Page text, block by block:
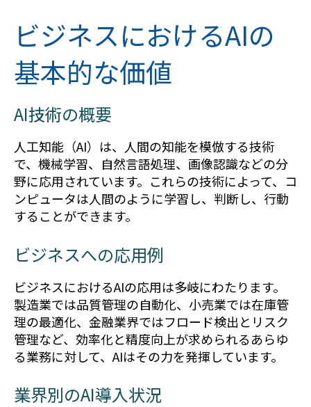
ビジネスにおけるAIの
基本的な価値
AI技術の概要
人工知能（AI）は、人間の知能を模倣する技術
で、機械学習、自然言語処理、画像認識などの分
野に応用されています。これらの技術によって、コ
ンピュータは人間のように学習し、判断し、行動
することができます。
ビジネスへの応用例
ビジネスにおけるAIの応用は多岐にわたります。
製造業では品質管理の自動化、小売業では在庫管
理の最適化、金融業界ではフロード検出とリスク
管理など、効率化と精度向上が求められるあらゆ
る業務に対して、AIはその力を発揮しています。
業界別のAI導入状況